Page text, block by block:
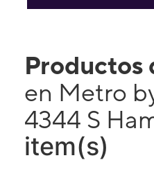
Productos
en Metro
4344 S
item(s)